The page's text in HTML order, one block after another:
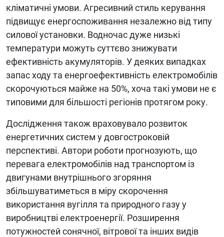
кліматичні умови. Агресивний стиль керування
підвищує енергоспоживання незалежно від типу
силової установки. Водночас дуже низькі
температури можуть суттєво знижувати
ефективність акумуляторів. У деяких випадках
запас ходу та енергоефективність електромобілів
скорочуються майже на 50%, хоча такі умови не є
типовими для більшості регіонів протягом року.
Дослідження також враховувало розвиток
енергетичних систем у довгостроковій
перспективі. Автори роботи прогнозують, що
перевага електромобілів над транспортом із
двигунами внутрішнього згоряння
збільшуватиметься в міру скорочення
використання вугілля та природного газу у
виробництві електроенергії. Розширення
потужностей сонячної, вітрової та інших видів